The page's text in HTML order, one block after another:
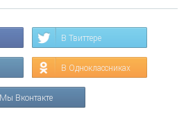
В Твиттере
В Одноклассниках
Мы Вконтакте